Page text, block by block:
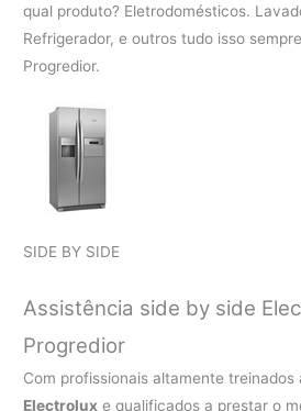
qual produto? Eletrodomésticos.
Refrigerador, e outros tudo isso
Progredior.
SIDE BY SIDE
Assistência side by side
Progredior
Com profissionais altamente
Electrolux e qualificados a prestar o